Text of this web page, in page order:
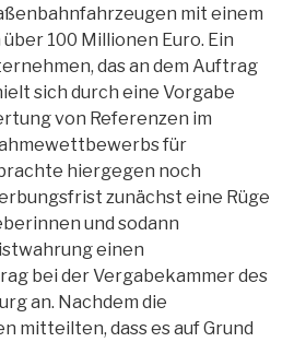
mit einem
100 Millionen Euro. Ein
das an dem Auftrag
sich durch eine Vorgabe
von Referenzen im
für
hiergegen noch
zunächst eine Rüge
und sodann
einen
bei der Vergabekammer des
an. Nachdem die
mitteilten, dass es auf Grund